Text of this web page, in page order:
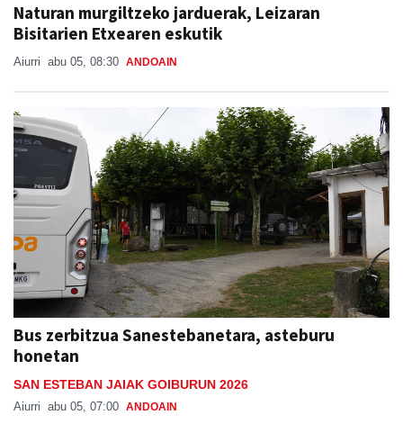
Naturan murgiltzeko jarduerak, Leizaran
Bisitarien Etxearen eskutik
Aiurri abu 05, 08:30 ANDOAIN
Bus zerbitzua Sanestebanetara, asteburu
honetan
SAN ESTEBAN JAIAK GOIBURUN 2026
Aiurri abu 05, 07:00 ANDOAIN